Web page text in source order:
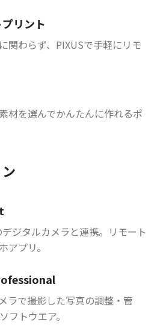
リント
関わらず、PIXUSで手軽にリモ
材を選んでかんたんに作れるポ
ジタルカメラと連携。リモート
アプリ。
ラで撮影した写真の調整・管
フトウエア。